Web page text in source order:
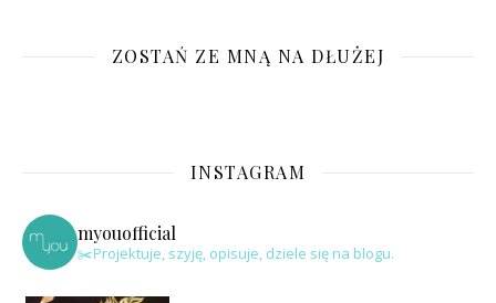
ZOSTAŃ ZE MNĄ NA DŁUŻEJ
INSTAGRAM
myouofficial
✂️Projektuje, szyję, opisuje, dziele się na blogu.